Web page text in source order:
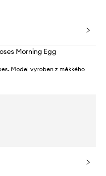
Morning Egg
Model vyroben z měkkého